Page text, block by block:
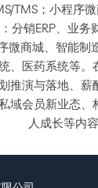
TMS；小程序
分销ERP、业务
微商城、智能制
、医药系统等。
推演与落地、薪
域会员新业态
人成长等内容